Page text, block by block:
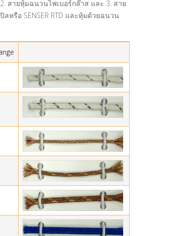
สายหุ้มฉนวนไฟเบอร์กล๊าส และ 3. สาย
รือ SENSER RTD และหุ้มด้วยฉนวน